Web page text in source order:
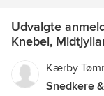
Udvalgte
Knebel,
Kærby
Snedkere